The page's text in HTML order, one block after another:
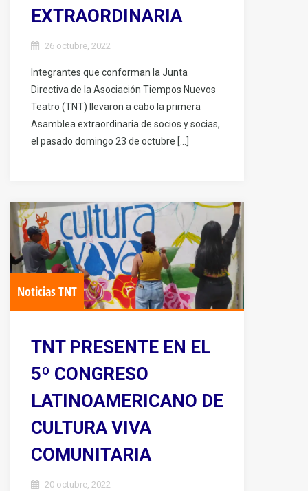
EXTRAORDINARIA
26 octubre, 2022
Integrantes que conforman la Junta
Directiva de la Asociación Tiempos Nuevos
Teatro (TNT) llevaron a cabo la primera
Asamblea extraordinaria de socios y socias,
el pasado domingo 23 de octubre […]
Noticias TNT
TNT PRESENTE EN EL
5º CONGRESO
LATINOAMERICANO DE
CULTURA VIVA
COMUNITARIA
20 octubre, 2022